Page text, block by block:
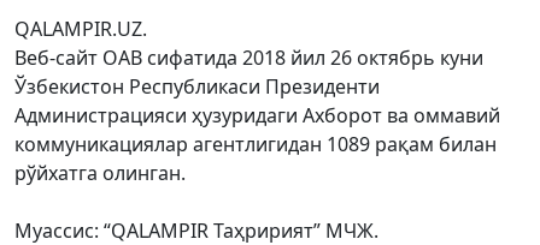
QALAMPIR.UZ.
Веб-сайт ОАВ сифатида 2018 йил 26 октябрь куни
Ўзбекистон Республикаси Президенти
Администрацияси ҳузуридаги Ахборот ва оммавий
коммуникациялар агентлигидан 1089 рақам билан
рўйхатга олинган.
Муассис: “QALAMPIR Таҳририят” МЧЖ.